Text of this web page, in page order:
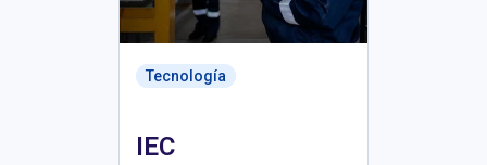
Tecnología
IEC